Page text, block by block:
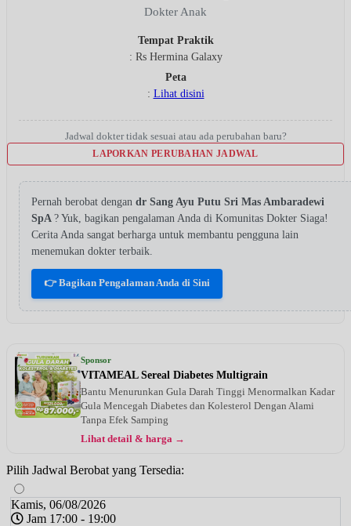
Dokter Anak
Tempat Praktik
: Rs Hermina Galaxy
Peta
: Lihat disini
Jadwal dokter tidak sesuai atau ada perubahan baru?
LAPORKAN PERUBAHAN JADWAL
Pernah berobat dengan dr Sang Ayu Putu Sri Mas Ambaradewi
SpA ? Yuk, bagikan pengalaman Anda di Komunitas Dokter Siaga!
Cerita Anda sangat berharga untuk membantu pengguna lain
menemukan dokter terbaik.
👉 Bagikan Pengalaman Anda di Sini
Sponsor
VITAMEAL Sereal Diabetes Multigrain
Bantu Menurunkan Gula Darah Tinggi Menormalkan Kadar
Gula Mencegah Diabetes dan Kolesterol Dengan Alami
Tanpa Efek Samping
Lihat detail & harga →
Pilih Jadwal Berobat yang Tersedia:
Kamis, 06/08/2026
Jam 17:00 - 19:00